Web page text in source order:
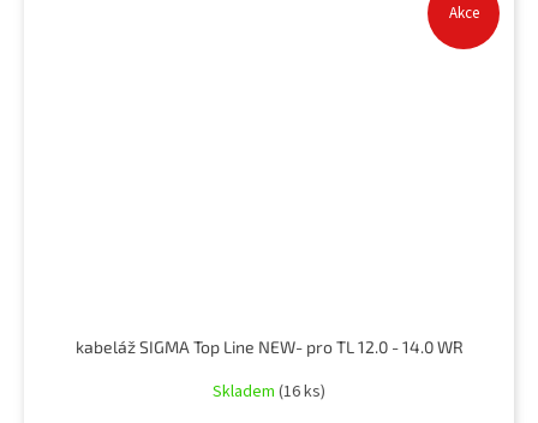
Akce
kabeláž SIGMA Top Line NEW- pro TL 12.0 - 14.0 WR
Skladem (16 ks)